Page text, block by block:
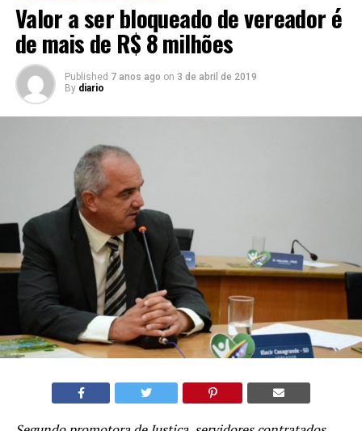
Valor a ser bloqueado de vereador é
de mais de R$ 8 milhões
Published 7 anos ago on 3 de abril de 2019
By diario